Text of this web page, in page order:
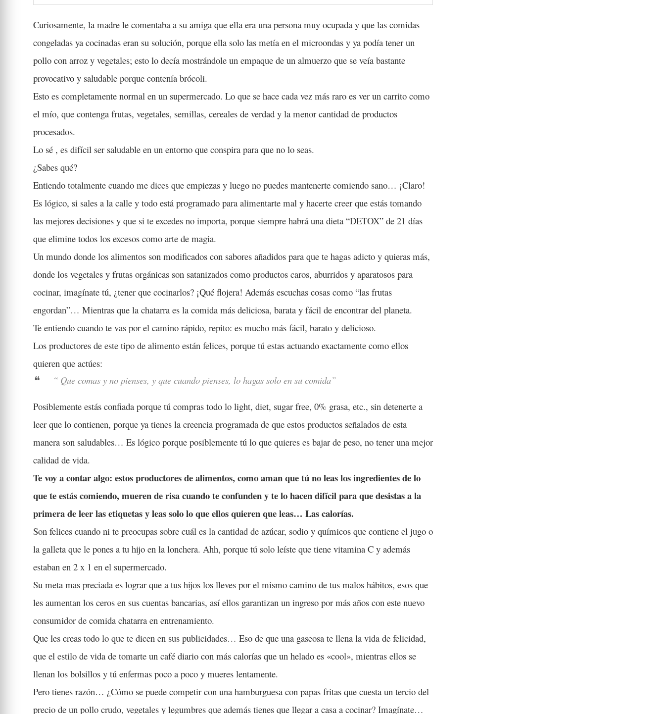
Curiosamente, la madre le comentaba a su amiga que ella era una persona muy ocupada y que las comidas
congeladas ya cocinadas eran su solución, porque ella solo las metía en el microondas y ya podía tener un
pollo con arroz y vegetales; esto lo decía mostrándole un empaque de un almuerzo que se veía bastante
provocativo y saludable porque contenía brócoli.
Esto es completamente normal en un supermercado. Lo que se hace cada vez más raro es ver un carrito como
el mío, que contenga frutas, vegetales, semillas, cereales de verdad y la menor cantidad de productos
procesados.
Lo sé , es difícil ser saludable en un entorno que conspira para que no lo seas.
¿Sabes qué?
Entiendo totalmente cuando me dices que empiezas y luego no puedes mantenerte comiendo sano… ¡Claro!
Es lógico, si sales a la calle y todo está programado para alimentarte mal y hacerte creer que estás tomando
las mejores decisiones y que si te excedes no importa, porque siempre habrá una dieta “DETOX” de 21 días
que elimine todos los excesos como arte de magia.
Un mundo donde los alimentos son modificados con sabores añadidos para que te hagas adicto y quieras más,
donde los vegetales y frutas orgánicas son satanizados como productos caros, aburridos y aparatosos para
cocinar, imagínate tú, ¿tener que cocinarlos? ¡Qué flojera! Además escuchas cosas como “las frutas
engordan”… Mientras que la chatarra es la comida más deliciosa, barata y fácil de encontrar del planeta.
Te entiendo cuando te vas por el camino rápido, repito: es mucho más fácil, barato y delicioso.
Los productores de este tipo de alimento están felices, porque tú estas actuando exactamente como ellos
quieren que actúes:
“ Que comas y no pienses, y que cuando pienses, lo hagas solo en su comida”
Posiblemente estás confiada porque tú compras todo lo light, diet, sugar free, 0% grasa, etc., sin detenerte a
leer que lo contienen, porque ya tienes la creencia programada de que estos productos señalados de esta
manera son saludables… Es lógico porque posiblemente tú lo que quieres es bajar de peso, no tener una mejor
calidad de vida.
Te voy a contar algo: estos productores de alimentos, como aman que tú no leas los ingredientes de lo
que te estás comiendo, mueren de risa cuando te confunden y te lo hacen difícil para que desistas a la
primera de leer las etiquetas y leas solo lo que ellos quieren que leas… Las calorías.
Son felices cuando ni te preocupas sobre cuál es la cantidad de azúcar, sodio y químicos que contiene el jugo o
la galleta que le pones a tu hijo en la lonchera. Ahh, porque tú solo leíste que tiene vitamina C y además
estaban en 2 x 1 en el supermercado.
Su meta mas preciada es lograr que a tus hijos los lleves por el mismo camino de tus malos hábitos, esos que
les aumentan los ceros en sus cuentas bancarias, así ellos garantizan un ingreso por más años con este nuevo
consumidor de comida chatarra en entrenamiento.
Que les creas todo lo que te dicen en sus publicidades… Eso de que una gaseosa te llena la vida de felicidad,
que el estilo de vida de tomarte un café diario con más calorías que un helado es «cool», mientras ellos se
llenan los bolsillos y tú enfermas poco a poco y mueres lentamente.
Pero tienes razón… ¿Cómo se puede competir con una hamburguesa con papas fritas que cuesta un tercio del
precio de un pollo crudo, vegetales y legumbres que además tienes que llegar a casa a cocinar? Imagínate…